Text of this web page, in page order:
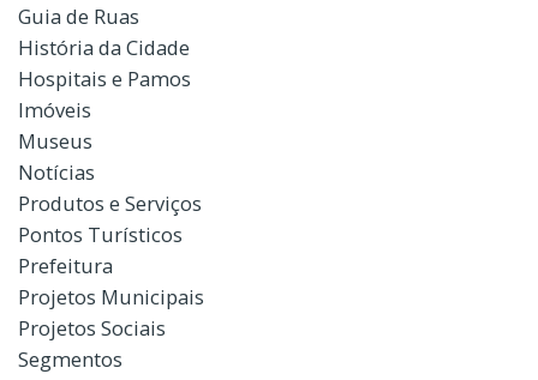
Guia de Ruas
História da Cidade
Hospitais e Pamos
Imóveis
Museus
Notícias
Produtos e Serviços
Pontos Turísticos
Prefeitura
Projetos Municipais
Projetos Sociais
Segmentos